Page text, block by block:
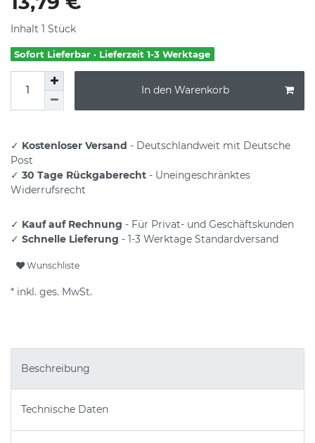
Inhalt 1 Stück
Sofort Lieferbar · Lieferzeit 1-3 Werktage
In den Warenkorb
✓ Kostenloser Versand - Deutschlandweit mit Deutsche
Post
✓ 30 Tage Rückgaberecht - Uneingeschränktes
Widerrufsrecht
✓ Kauf auf Rechnung - Für Privat- und Geschäftskunden
✓ Schnelle Lieferung - 1-3 Werktage Standardversand
Wunschliste
* inkl. ges. MwSt.
Beschreibung
Technische Daten